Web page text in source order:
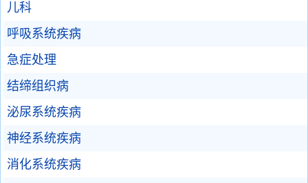
儿科
呼吸系统疾病
急症处理
结缔组织病
泌尿系统疾病
神经系统疾病
消化系统疾病